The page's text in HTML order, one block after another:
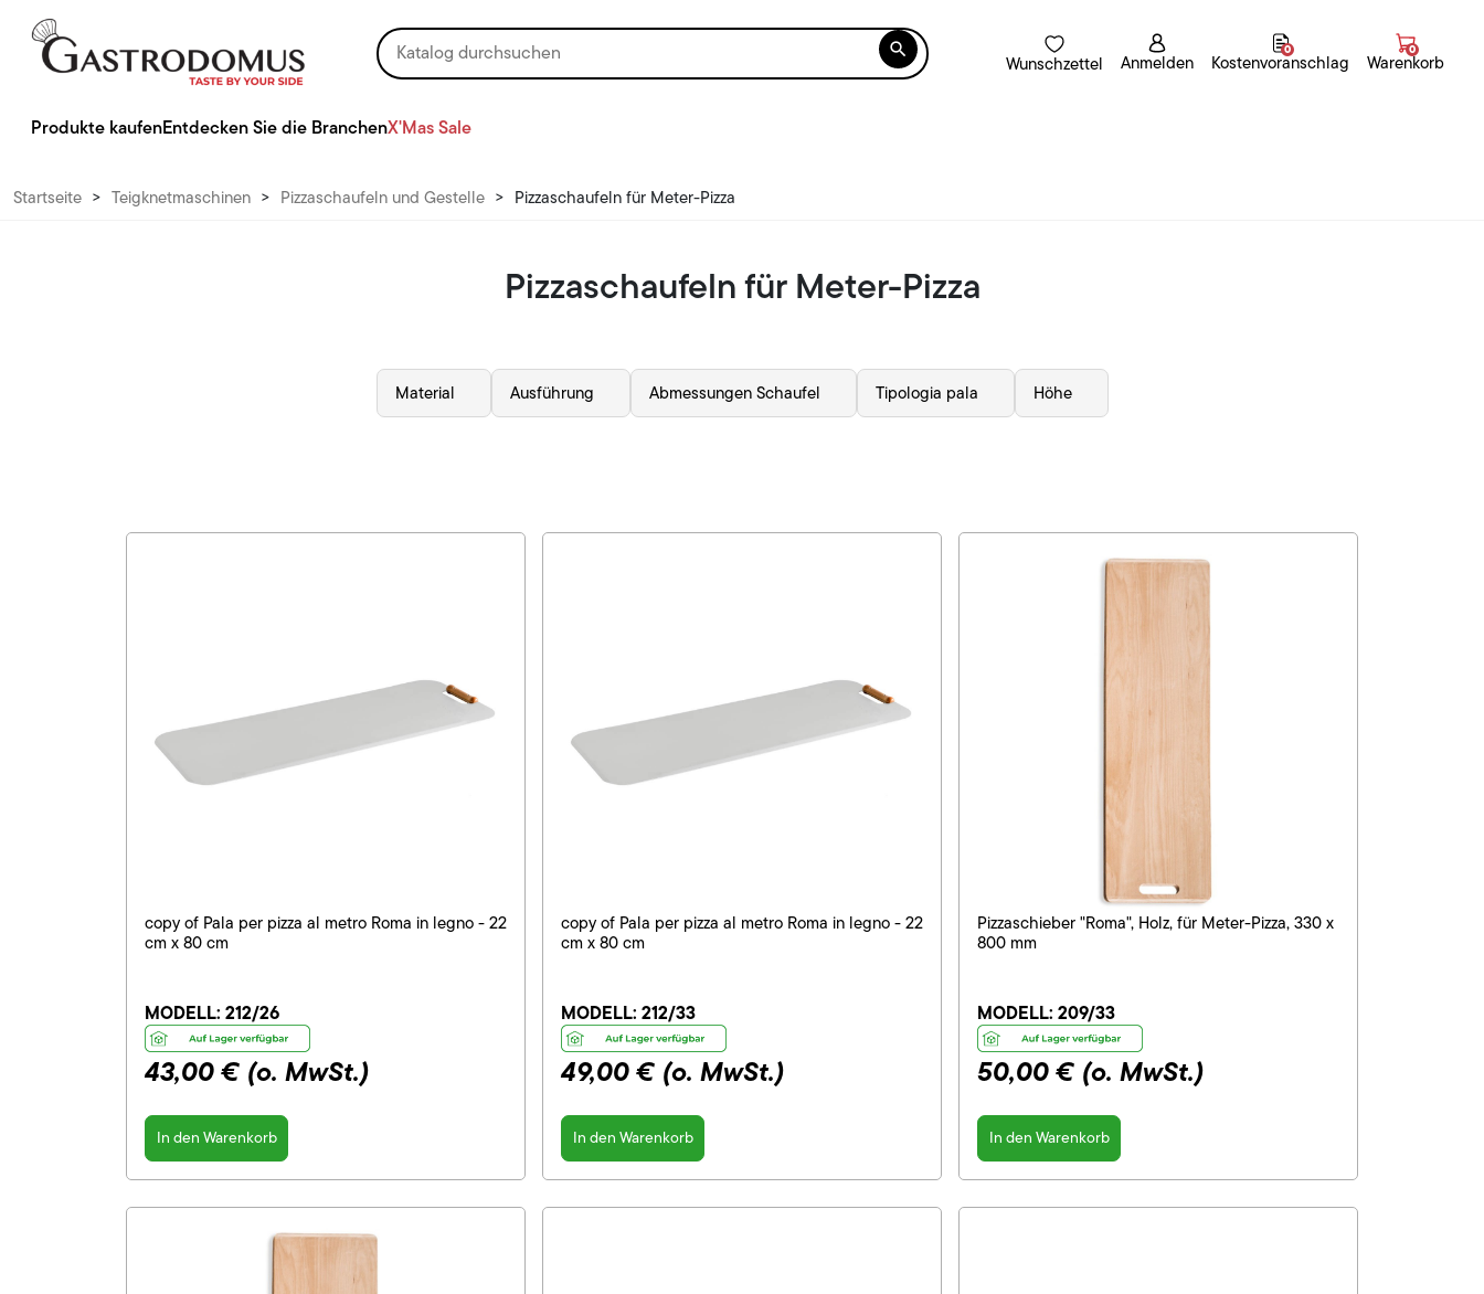

Wunschzettel Anmelden Kostenvoranschlag
0
Warenkorb
0
Produkte kaufenEntdecken Sie die BranchenX'Mas Sale
Startseite > Teigknetmaschinen > Pizzaschaufeln und Gestelle > Pizzaschaufeln für Meter-Pizza
Pizzaschaufeln für Meter-Pizza
Material Ausführung Abmessungen Schaufel Tipologia pala Höhe
copy of Pala per pizza al metro Roma in legno - 22
cm x 80 cm
MODELL: 212/26
43,00 € (o. MwSt.)
In den Warenkorb
copy of Pala per pizza al metro Roma in legno - 22
cm x 80 cm
MODELL: 212/33
49,00 € (o. MwSt.)
In den Warenkorb
Pizzaschieber "Roma", Holz, für Meter-Pizza, 330 x
800 mm
MODELL: 209/33
50,00 € (o. MwSt.)
In den Warenkorb